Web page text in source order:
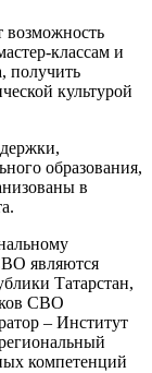
возможность
классам и
получить
культурой
образования,
в
являются
Татарстан,
СВО
– Институт
компетенций